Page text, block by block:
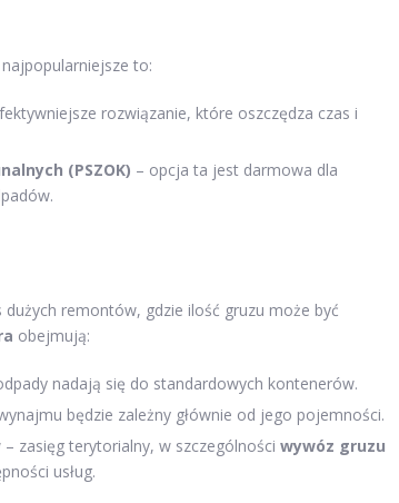
to:
rozwiązanie, które oszczędza czas i
(PSZOK) – opcja ta jest darmowa dla
remontów, gdzie ilość gruzu może być
obejmują:
nadają się do standardowych kontenerów.
będzie zależny głównie od jego pojemności.
zasięg terytorialny, w szczególności wywóz gruzu
usług.